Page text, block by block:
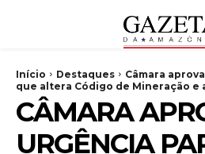
Início Destaques
Câmara
que altera Código de Mineração e
CÂMARA
URGÊNCIA